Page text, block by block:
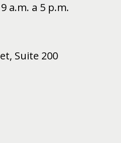
a.m. a 5 p.m.
Suite 200